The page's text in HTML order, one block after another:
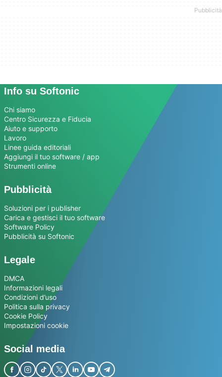
Info su Softonic
Chi siamo
Centro Sicurezza e Fiducia
Aiuto e supporto
Lavoro
Linee guida editoriali
Aggiungi il tuo software / app
Strumenti online
Pubblicità
Soluzioni per i publisher
Carica e gestisci il tuo software
Software Policy
Pubblicità su Softonic
Legale
DMCA
Informazioni legali
Condizioni d’uso
Politica sulla privacy
Cookie Policy
Impostazioni cookie
Social media